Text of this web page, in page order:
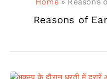
Reasons of